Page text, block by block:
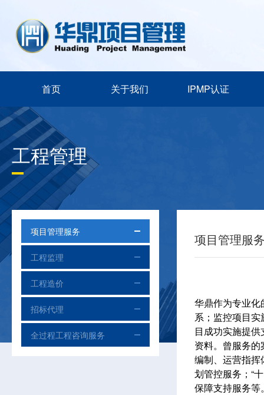
首页 关于我们 IPMP认证
工程管理
项目管理服务
工程监理
工程造价
招标代理
全过程工程咨询服务
项目管理服
华鼎作为专业
系；监控项目
目成功实施提
资料。曾服务
编制、运营指
划管控服务；“
保障支持服务等